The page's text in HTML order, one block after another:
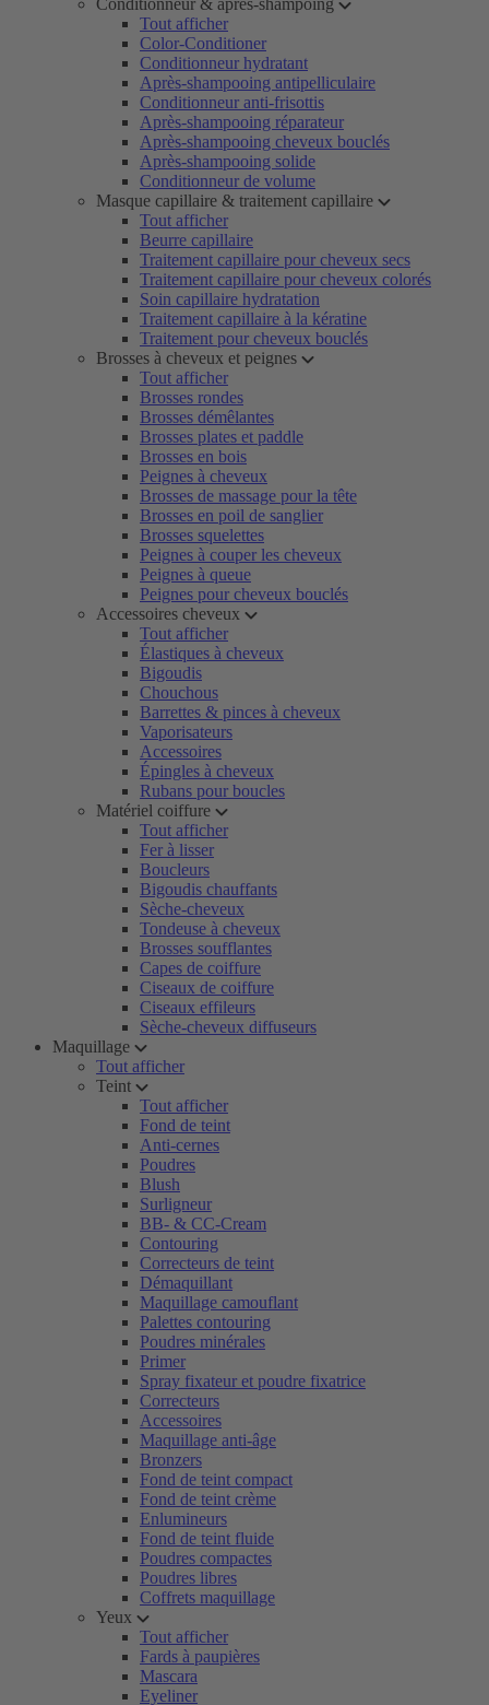
Conditionneur & après-shampoing
Tout afficher
Color-Conditioner
Conditionneur hydratant
Après-shampooing antipelliculaire
Conditionneur anti-frisottis
Après-shampooing réparateur
Après-shampooing cheveux bouclés
Après-shampooing solide
Conditionneur de volume
Masque capillaire & traitement capillaire
Tout afficher
Beurre capillaire
Traitement capillaire pour cheveux secs
Traitement capillaire pour cheveux colorés
Soin capillaire hydratation
Traitement capillaire à la kératine
Traitement pour cheveux bouclés
Brosses à cheveux et peignes
Tout afficher
Brosses rondes
Brosses démêlantes
Brosses plates et paddle
Brosses en bois
Peignes à cheveux
Brosses de massage pour la tête
Brosses en poil de sanglier
Brosses squelettes
Peignes à couper les cheveux
Peignes à queue
Peignes pour cheveux bouclés
Accessoires cheveux
Tout afficher
Élastiques à cheveux
Bigoudis
Chouchous
Barrettes & pinces à cheveux
Vaporisateurs
Accessoires
Épingles à cheveux
Rubans pour boucles
Matériel coiffure
Tout afficher
Fer à lisser
Boucleurs
Bigoudis chauffants
Sèche-cheveux
Tondeuse à cheveux
Brosses soufflantes
Capes de coiffure
Ciseaux de coiffure
Ciseaux effileurs
Sèche-cheveux diffuseurs
Maquillage
Tout afficher
Teint
Tout afficher
Fond de teint
Anti-cernes
Poudres
Blush
Surligneur
BB- & CC-Cream
Contouring
Correcteurs de teint
Démaquillant
Maquillage camouflant
Palettes contouring
Poudres minérales
Primer
Spray fixateur et poudre fixatrice
Correcteurs
Accessoires
Maquillage anti-âge
Bronzers
Fond de teint compact
Fond de teint crème
Enlumineurs
Fond de teint fluide
Poudres compactes
Poudres libres
Coffrets maquillage
Yeux
Tout afficher
Fards à paupières
Mascara
Eyeliner